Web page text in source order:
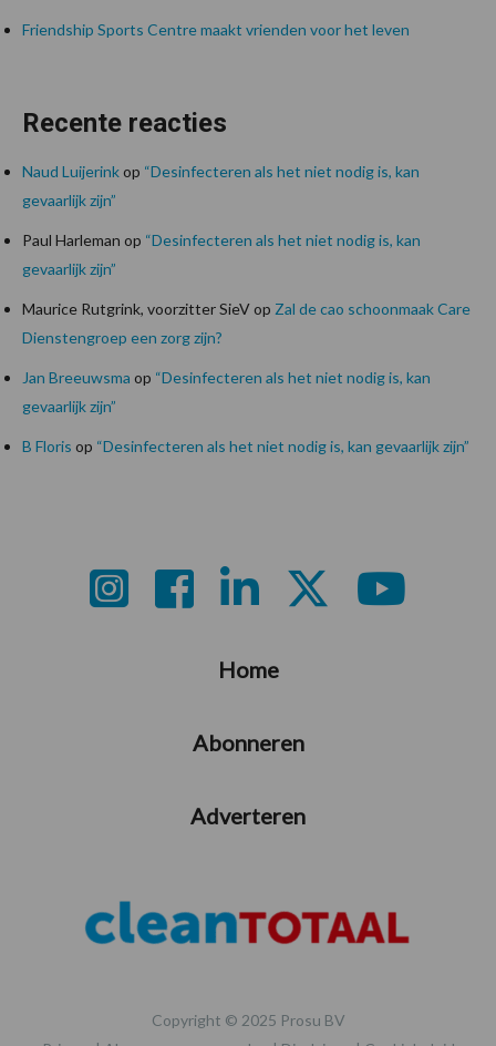
Friendship Sports Centre maakt vrienden voor het leven
Recente reacties
Naud Luijerinkop “Desinfecteren als het niet nodig is, kan
gevaarlijk zijn”
Paul Harleman op “Desinfecteren als het niet nodig is, kan
gevaarlijk zijn”
Maurice Rutgrink, voorzitter SieVop Zal de cao schoonmaak Care
Dienstengroep een zorg zijn?
Jan Breeuwsma op “Desinfecteren als het niet nodig is, kan
gevaarlijk zijn”
B Floris op “Desinfecteren als het niet nodig is, kan gevaarlijk zijn”
Home
Abonneren
Adverteren
Copyright © 2025 Prosu BV